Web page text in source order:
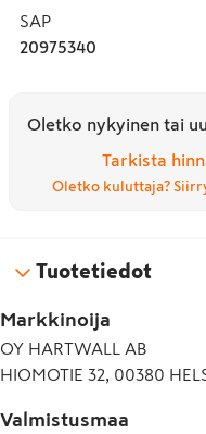
SAP
20975340
Oletko nykyinen tai
Tarkista
Oletko kuluttaja?
Tuotetiedot
Markkinoija
OY HARTWALL AB
HIOMOTIE 32, 00380
Valmistusmaa